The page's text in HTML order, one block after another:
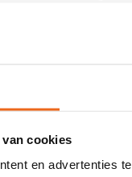
cookies
en advertenties
van printkop
108?Neem